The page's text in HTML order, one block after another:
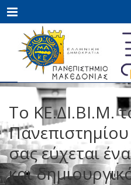
Menu
Το ΚΕ.ΔΙ.ΒΙ.Μ.
σας εύχεται
και